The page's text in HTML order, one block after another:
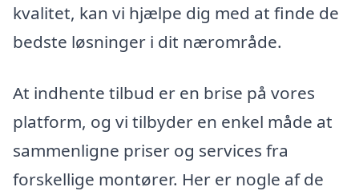
kvalitet, kan vi hjælpe dig med at finde de
bedste løsninger i dit nærområde.
At indhente tilbud er en brise på vores
platform, og vi tilbyder en enkel måde at
sammenligne priser og services fra
forskellige montører. Her er nogle af de